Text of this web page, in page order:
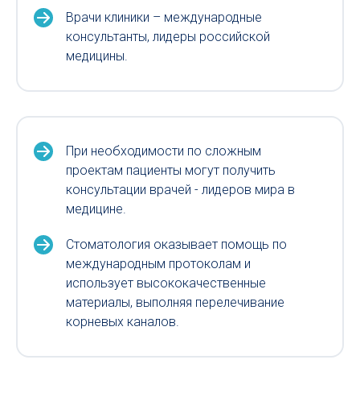
Врачи клиники – международные
консультанты, лидеры российской
медицины.
При необходимости по сложным
проектам пациенты могут получить
консультации врачей - лидеров мира в
медицине.
Стоматология оказывает помощь по
международным протоколам и
использует высококачественные
материалы, выполняя перелечивание
корневых каналов.